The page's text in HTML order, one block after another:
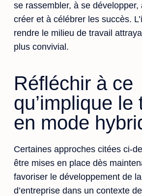
se rassembler, à se développer,
créer et à célébrer les succès.
rendre le milieu de travail
plus convivial.
Réfléchir à ce
qu’implique le
en mode
Certaines approches citées ci-
être mises en place dès
favoriser le développement de
d’entreprise dans un contexte